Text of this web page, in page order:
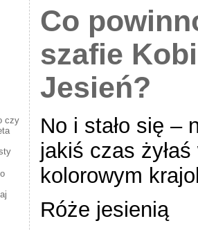
czy
Co
szafie
Jesień?
No i stało się –
jakiś czas
kolorowym
Róże jesienią